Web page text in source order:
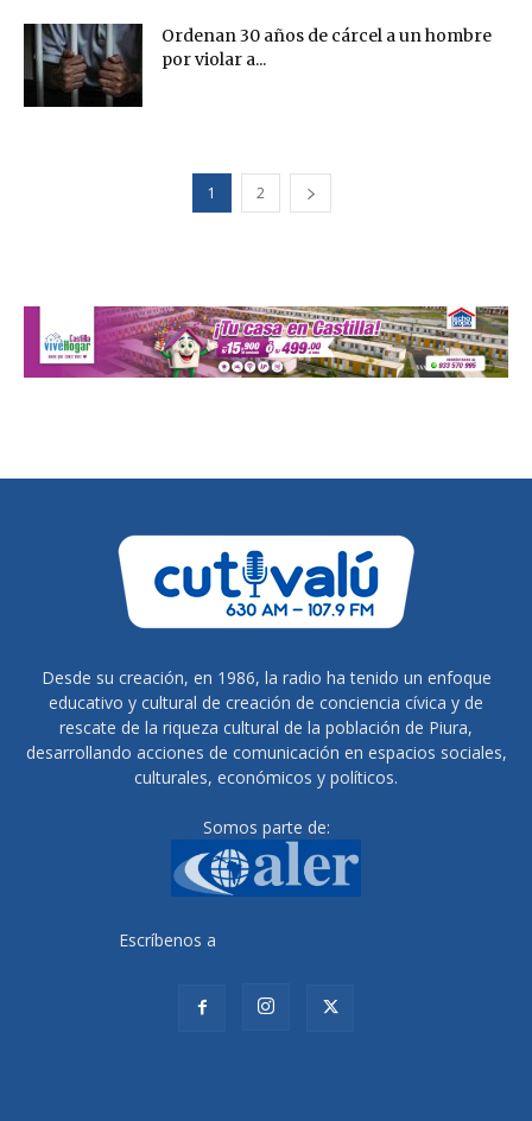
Ordenan 30 años de cárcel a un hombre
por violar a...
1 2
Desde su creación, en 1986, la radio ha tenido un enfoque
educativo y cultural de creación de conciencia cívica y de
rescate de la riqueza cultural de la población de Piura,
desarrollando acciones de comunicación en espacios sociales,
culturales, económicos y políticos.
Somos parte de:
Escríbenos a